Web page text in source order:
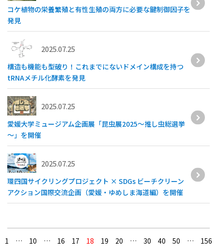
コケ植物の栄養繁殖と有性生殖の両方に必要な鍵制御因子を
発見
2025.07.25
構造も機能も型破り！これまでにないドメイン構成を持つ
tRNAメチル化酵素を発見
2025.07.25
愛媛大学ミュージアム企画展「昆虫展2025～推し虫総選挙
～」を開催
2025.07.25
環四国サイクリングプロジェクト × SDGs ビーチクリーン
アクション国際交流企画（愛媛・ゆめしま海道編）を開催
1 … 10 … 16 17 18 19 20 … 30 40 50 … 156